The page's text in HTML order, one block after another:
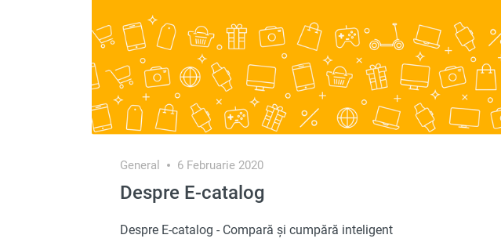
General
Despre E-catalog
6 Februarie 2020
Despre E-catalog - Compară și cumpără inteligent